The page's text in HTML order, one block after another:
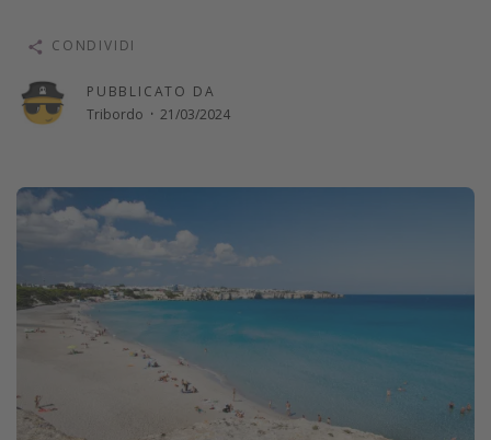
Festività del 2026
Città più visitate
PUBBLICATO DA
Tribordo · 21/03/2024
CONDIVIDI